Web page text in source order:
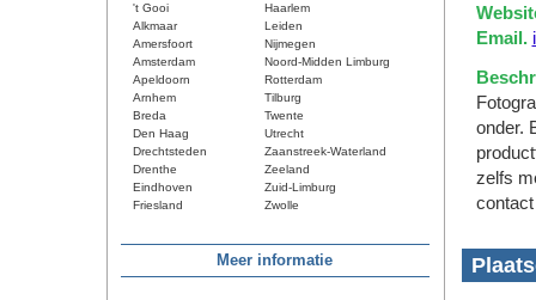
't Gooi
Haarlem
Alkmaar
Leiden
Amersfoort
Nijmegen
Amsterdam
Noord-Midden Limburg
Apeldoorn
Rotterdam
Arnhem
Tilburg
Breda
Twente
Den Haag
Utrecht
Drechtsteden
Zaanstreek-Waterland
Drenthe
Zeeland
Eindhoven
Zuid-Limburg
Friesland
Zwolle
Meer informatie
Email.
onder.
zelfs